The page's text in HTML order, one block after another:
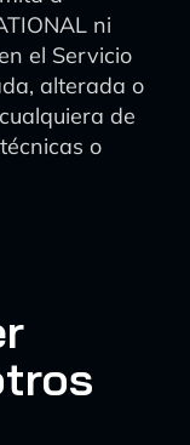
ni
el Servicio
alterada o
de
o